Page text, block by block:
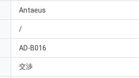
Antaeus
/
AD-B016
交渉